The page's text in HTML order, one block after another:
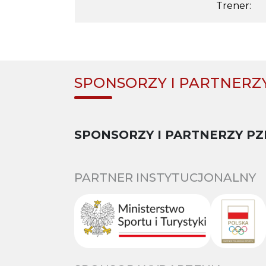
Trener:
SPONSORZY I
SPONSORZY I PARTNERZY
PARTNER INSTYTUCJONALNY